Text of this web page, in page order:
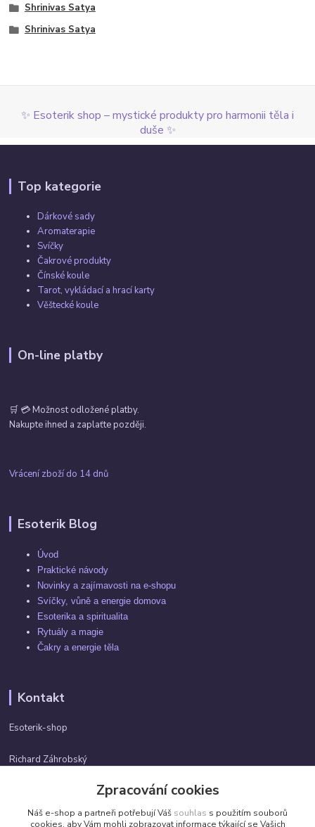
Shrinivas Satya
Shrinivas Satya
✨ Esoterik shop – mystické produkty pro harmonii těla i
duše ✨
Top kategorie
Dárkové sady
Aromaterapie
Svíčky
Čakrové produkty
Čínské koule
Tarot, vykládací a hrací karty
Věštecké koule
On-line platby
🛒 💳 Možnost odložené platby.
Nakupte ihned a zaplaťte později.
Vrácení zboží do 14 dnů
Esoterik Blog
Úvod
Praktické návody
Novinky a zajímavosti na e-shopu
Svíčky, vůně a energie domova
Esoterika a spiritualita
Rytuály a magie
Čakry a energie těla
Kontakt
Esoterik-shop
Richard Záhrobský
info@esoterik-shop.cz
Zpracování cookies
Náš e-shop a partneři potřebují Váš souhlas s použitím souborů
cookies, aby Vám mohli zobrazovat informace týkající se Vašich